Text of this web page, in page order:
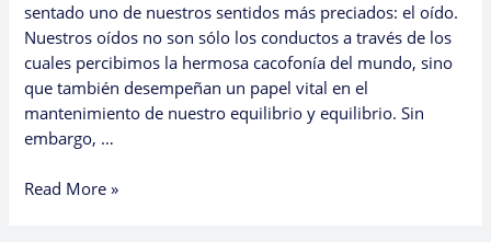
sentado uno de nuestros sentidos más preciados: el oído.
Nuestros oídos no son sólo los conductos a través de los
cuales percibimos la hermosa cacofonía del mundo, sino
que también desempeñan un papel vital en el
mantenimiento de nuestro equilibrio y equilibrio. Sin
embargo, …
Read More »